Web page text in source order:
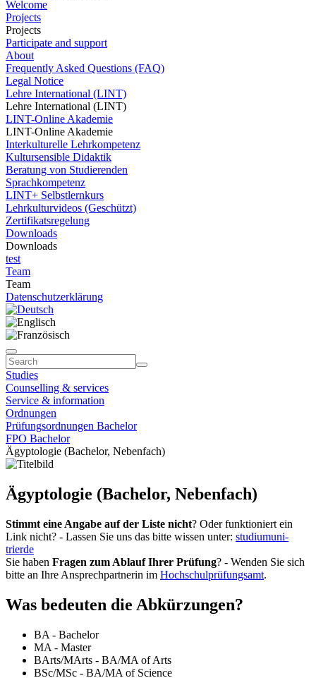
Welcome
Projects
Projects
Participate and support
About
Frequently Asked Questions (FAQ)
Legal Notice
Lehre International (LINT)
Lehre International (LINT)
LINT-Online Akademie
LINT-Online Akademie
Interkulturelle Lehrkompetenz
Kultursensible Didaktik
Beratung von Studierenden
Sprachkompetenz
LINT+ Selbstlernkurs
Lehrkulturvideos (Geschützt)
Zertifikatsregelung
Downloads
Downloads
test
Team
Team
Datenschutzerklärung
Studies
Counselling & services
Service & information
Ordnungen
Prüfungsordnungen Bachelor
FPO Bachelor
Ägyptologie (Bachelor, Nebenfach)
Ägyptologie (Bachelor, Nebenfach)
Stimmt eine Angabe auf der Liste nicht? Oder funktioniert ein
Link nicht? - Lassen Sie uns das bitte wissen unter: studiumuni-
trierde
Sie haben Fragen zum Ablauf Ihrer Prüfung? - Wenden Sie sich
bitte an Ihre Ansprechpartnerin im Hochschulprüfungsamt.
Was bedeuten die Abkürzungen?
BA - Bachelor
MA - Master
BArts/MArts - BA/MA of Arts
BSc/MSc - BA/MA of Science